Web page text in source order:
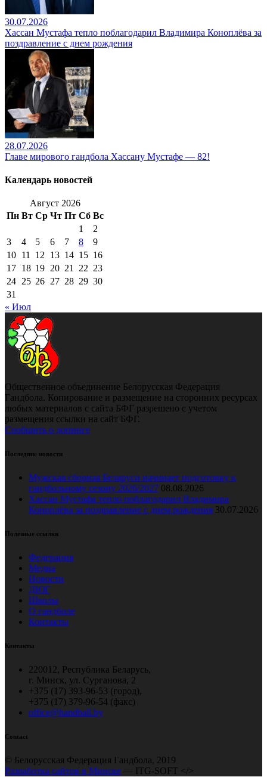
30.07.2026
Хассан Мустафа тепло поблагодарил Владимира Коноплёва за
поздравление с днем рождения
28.07.2026
Главе мирового гандбола Хассану Мустафе — 82!
Календарь новостей
Август 2026
Пн Вт Ср Чт Пт Сб Вс
1
2
3
4 5 6 7 8
9
10 11 12 13 14 15 16
17 18 19 20 21 22 23
24 25 26 27 28 29 30
31
« Июл
Общественное объединение Белорусская Федерация
Гандбола. Копирование и размещение на сторонних ресурсах
любых материалов с сайта БФГ разрешено с учетом
размещения ссылки на сайт БФГ.
Сообщить о допинге
Последние новости
Мужская сборная Беларуси начинает подготовку к
гандбольному сезону 2026/2027 08.08.2026
Хассан Мустафа тепло поблагодарил Владимира
Коноплёва за поздравление с днем рождения 30.07.2026
Полезные ссылки
Федерация
Медиа
Новости
ДЮГ
Школы
О гандболе
Контакты
Контакты
220012, Республика Беларусь,
г. Минск, ул. Сурганова, 2
+375 (17) 393-96-53 (город),
+375 (17) 379-96-54 (факс)
office@handball.by
Contact
© Белорусская Федерация Гандбола, 2019
Разработка сайтов в Минске — ITG-SOFT </>